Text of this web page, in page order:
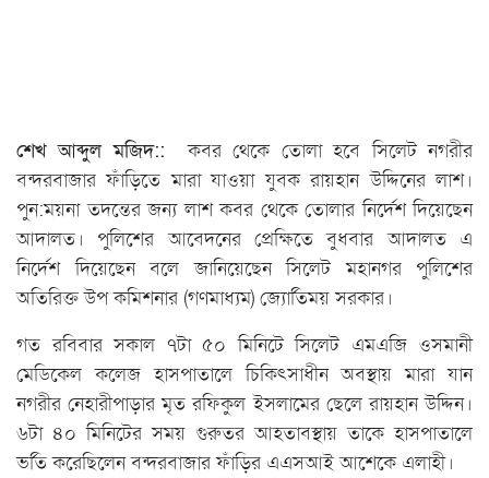
শেখ আব্দুল মজিদ:: কবর থেকে তোলা হবে সিলেট নগরীর
বন্দরবাজার ফাঁড়িতে মারা যাওয়া যুবক রায়হান উদ্দিনের লাশ।
পুন:ময়না তদন্তের জন্য লাশ কবর থেকে তোলার নির্দেশ দিয়েছেন
আদালত। পুলিশের আবেদনের প্রেক্ষিতে বুধবার আদালত এ
নির্দেশ দিয়েছেন বলে জানিয়েছেন সিলেট মহানগর পুলিশের
অতিরিক্ত উপ কমিশনার (গণমাধ্যম) জ্যোর্তিময় সরকার।
গত রবিবার সকাল ৭টা ৫০ মিনিটে সিলেট এমএজি ওসমানী
মেডিকেল কলেজ হাসপাতালে চিকিৎসাধীন অবস্থায় মারা যান
নগরীর নেহারীপাড়ার মৃত রফিকুল ইসলামের ছেলে রায়হান উদ্দিন।
৬টা ৪০ মিনিটের সময় গুরুতর আহতাবস্থায় তাকে হাসপাতালে
ভর্তি করেছিলেন বন্দরবাজার ফাঁড়ির এএসআই আশেকে এলাহী।